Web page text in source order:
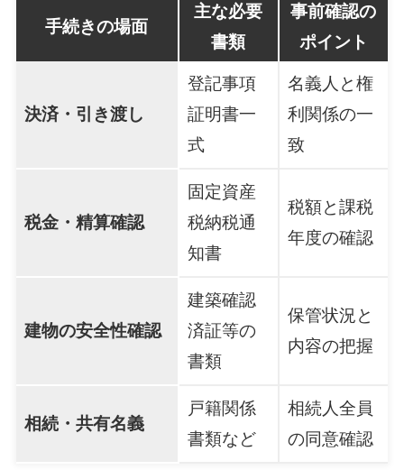
手続きの場面
主な必要
書類
事前確認の
ポイント
決済・引き渡し
登記事項
証明書一
式
名義人と権
利関係の一
致
税金・精算確認
固定資産
税納税通
知書
税額と課税
年度の確認
建物の安全性確認
建築確認
済証等の
書類
保管状況と
内容の把握
相続・共有名義
戸籍関係
書類など
相続人全員
の同意確認